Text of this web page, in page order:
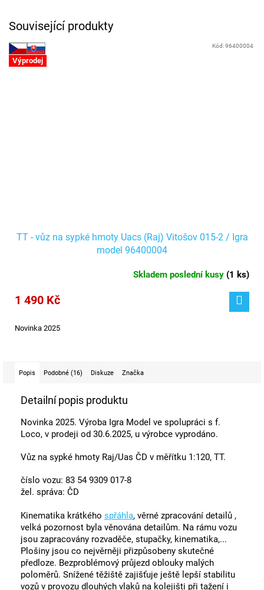
Související produkty
Výprodej
TT - vůz na sypké hmoty Uacs (Raj) Vitošov 015-2 / Igra
model 96400004
Skladem poslední kusy (1 ks)
1 490 Kč
Novinka 2025
Kód:96400004
Popis Podobné (16) Diskuze Značka
Detailní popis produktu
Novinka 2025. Výroba Igra Model ve spolupráci s f.
Loco, v prodeji od 30.6.2025, u výrobce vyprodáno.
Vůz na sypké hmoty Raj/Uas ČD v měřítku 1:120, TT.
číslo vozu: 83 54 9309 017-8
žel. správa: ČD
Kinematika krátkého spřáhla, věrné zpracování detailů ,
velká pozornost byla věnována detailům. Na rámu vozu
jsou zapracovány rozvaděče, stupačky, kinematika,...
Plošiny jsou co nejvěrněji přizpůsobeny skutečné
předloze. Bezproblémový průjezd oblouky malých
poloměrů. Snížené těžiště zajišťuje ještě lepší stabilitu
vozů v provozu dlouhých vlaků na kolejišti při tažení i